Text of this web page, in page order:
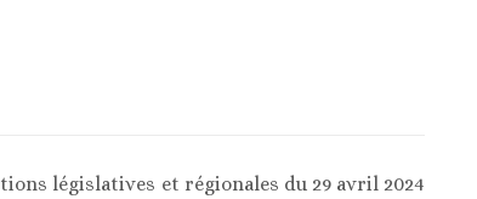
législatives et régionales du 29 avril 2024